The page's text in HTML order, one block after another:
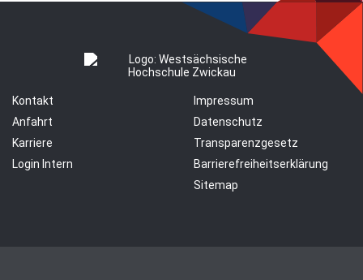
Kontakt
Anfahrt
Karriere
Login Intern
Impressum
Datenschutz
Transparenzgesetz
Barrierefreiheitserklärung
Sitemap